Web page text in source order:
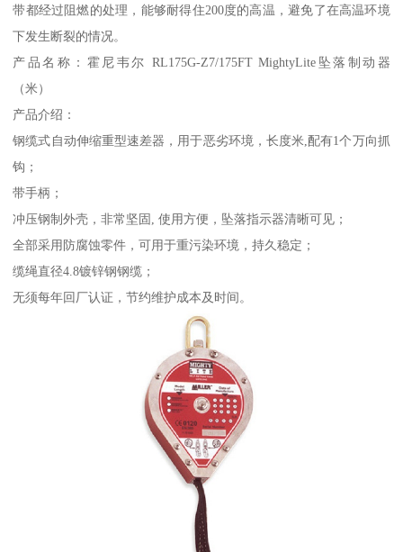
带都经过阻燃的处理，能够耐得住200度的高温，避免了在高温环境
下发生断裂的情况。
产品名称：霍尼韦尔 RL175G-Z7/175FT MightyLite坠落制动器
（米）
产品介绍：
钢缆式自动伸缩重型速差器，用于恶劣环境，长度米,配有1个万向抓
钩；
带手柄；
冲压钢制外壳，非常坚固, 使用方便，坠落指示器清晰可见；
全部采用防腐蚀零件，可用于重污染环境，持久稳定；
缆绳直径4.8镀锌钢钢缆；
无须每年回厂认证，节约维护成本及时间。